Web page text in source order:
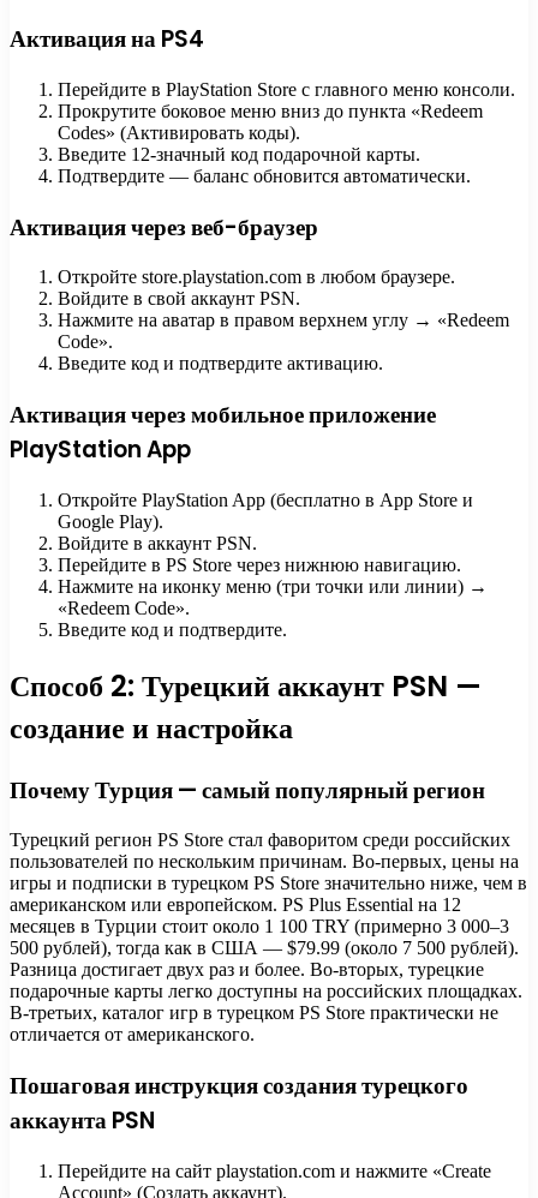
Активация на PS4
Перейдите в PlayStation Store с главного меню консоли.
Прокрутите боковое меню вниз до пункта «Redeem
Codes» (Активировать коды).
Введите 12-значный код подарочной карты.
Подтвердите — баланс обновится автоматически.
Активация через веб-браузер
Откройте store.playstation.com в любом браузере.
Войдите в свой аккаунт PSN.
Нажмите на аватар в правом верхнем углу → «Redeem
Code».
Введите код и подтвердите активацию.
Активация через мобильное приложение
PlayStation App
Откройте PlayStation App (бесплатно в App Store и
Google Play).
Войдите в аккаунт PSN.
Перейдите в PS Store через нижнюю навигацию.
Нажмите на иконку меню (три точки или линии) →
«Redeem Code».
Введите код и подтвердите.
Способ 2: Турецкий аккаунт PSN —
создание и настройка
Почему Турция — самый популярный регион
Турецкий регион PS Store стал фаворитом среди российских
пользователей по нескольким причинам. Во-первых, цены на
игры и подписки в турецком PS Store значительно ниже, чем в
американском или европейском. PS Plus Essential на 12
месяцев в Турции стоит около 1 100 TRY (примерно 3 000–3
500 рублей), тогда как в США — $79.99 (около 7 500 рублей).
Разница достигает двух раз и более. Во-вторых, турецкие
подарочные карты легко доступны на российских площадках.
В-третьих, каталог игр в турецком PS Store практически не
отличается от американского.
Пошаговая инструкция создания турецкого
аккаунта PSN
Перейдите на сайт playstation.com и нажмите «Create
Account» (Создать аккаунт).